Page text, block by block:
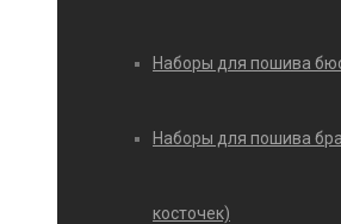
Наборы для пошива
Наборы для пошива
косточек)